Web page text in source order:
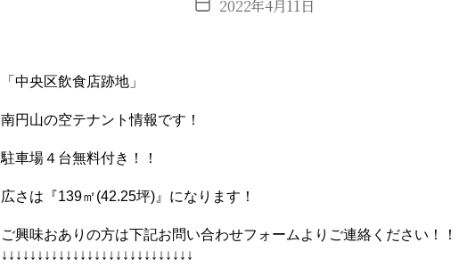
投 2022年4月11日
「中央区飲食店跡地」
南円山の空テナント情報です！
駐車場４台無料付き！！
広さは『139㎡(42.25坪)』になります！
ご興味おありの方は下記お問い合わせフォームよりご連絡ください！！
↓↓↓↓↓↓↓↓↓↓↓↓↓↓↓↓↓↓↓↓↓↓↓↓↓↓↓